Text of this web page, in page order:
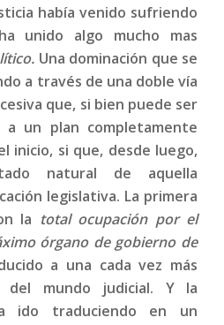
había venido sufriendo
unido algo mucho mas
Una dominación que se
a través de una doble vía
que, si bien puede ser
un plan completamente
inicio, si que, desde luego,
natural de aquella
legislativa. La primera
la total ocupación por el
órgano de gobierno de
a una cada vez más
del mundo judicial. Y la
ido traduciendo en un